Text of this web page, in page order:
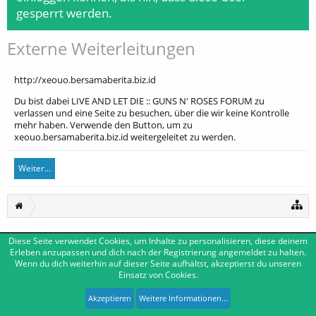
gesperrt werden.
Externe Weiterleitungen
http://xeouo.bersamaberita.biz.id
Du bist dabei LIVE AND LET DIE :: GUNS N' ROSES FORUM zu
verlassen und eine Seite zu besuchen, über die wir keine Kontrolle
mehr haben. Verwende den Button, um zu
xeouo.bersamaberita.biz.id weitergeleitet zu werden.
Weiter...
Deutsch [Du] Kontakt
Impressum Nutzungsbedingungen
Datenschutzerklärung
Forum software by XenForo™ |Media embeds by s9e
XenForo style by Pixel Exit
Diese Seite verwendet Cookies, um Inhalte zu personalisieren, diese deinem
Erleben anzupassen und dich nach der Registrierung angemeldet zu halten.
Wenn du dich weiterhin auf dieser Seite aufhältst, akzeptierst du unseren
Einsatz von Cookies.
Akzeptieren Weitere Informationen...